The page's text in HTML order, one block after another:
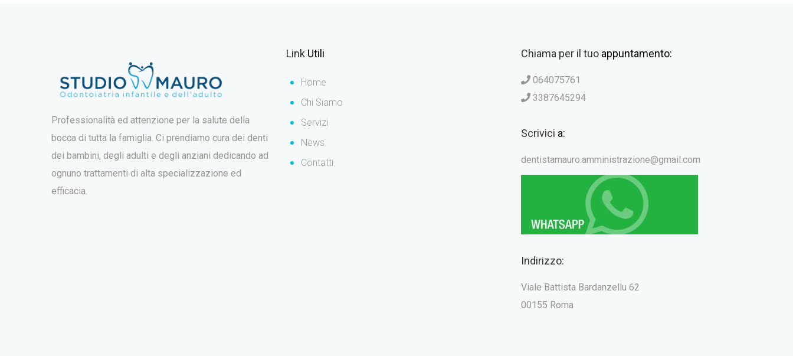
Professionalità ed attenzione per la salute della
bocca di tutta la famiglia. Ci prendiamo cura dei denti
dei bambini, degli adulti e degli anziani dedicando ad
ognuno trattamenti di alta specializzazione ed
efficacia.
Link Utili
Home
Chi Siamo
Servizi
News
Contatti
Chiama per il tuo appuntamento:
064075761
3387645294
Scrivici a:
dentistamauro.amministrazione@gmail.com
Indirizzo:
Viale Battista Bardanzellu 62
00155 Roma